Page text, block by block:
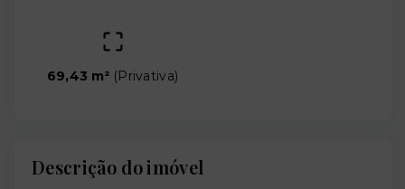
69,43 m² (Privativa)
Descrição do imóvel